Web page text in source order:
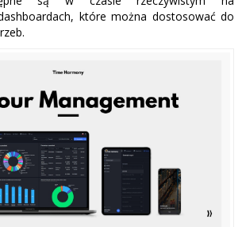
które można dostosować do